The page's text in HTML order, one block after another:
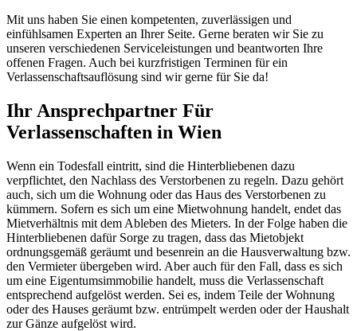
Mit uns haben Sie einen kompetenten, zuverlässigen und
einfühlsamen Experten an Ihrer Seite. Gerne beraten wir Sie zu
unseren verschiedenen Serviceleistungen und beantworten Ihre
offenen Fragen. Auch bei kurzfristigen Terminen für ein
Verlassenschaftsauflösung sind wir gerne für Sie da!
Ihr Ansprechpartner Für
Verlassenschaften in Wien
Wenn ein Todesfall eintritt, sind die Hinterbliebenen dazu
verpflichtet, den Nachlass des Verstorbenen zu regeln. Dazu gehört
auch, sich um die Wohnung oder das Haus des Verstorbenen zu
kümmern. Sofern es sich um eine Mietwohnung handelt, endet das
Mietverhältnis mit dem Ableben des Mieters. In der Folge haben die
Hinterbliebenen dafür Sorge zu tragen, dass das Mietobjekt
ordnungsgemäß geräumt und besenrein an die Hausverwaltung bzw.
den Vermieter übergeben wird. Aber auch für den Fall, dass es sich
um eine Eigentumsimmobilie handelt, muss die Verlassenschaft
entsprechend aufgelöst werden. Sei es, indem Teile der Wohnung
oder des Hauses geräumt bzw. entrümpelt werden oder der Haushalt
zur Gänze aufgelöst wird.